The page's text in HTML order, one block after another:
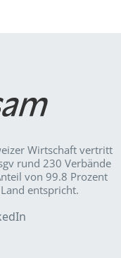
Wirt­schaft vertritt
rund 230 Verbände
von 99.8 Prozent
entspricht.